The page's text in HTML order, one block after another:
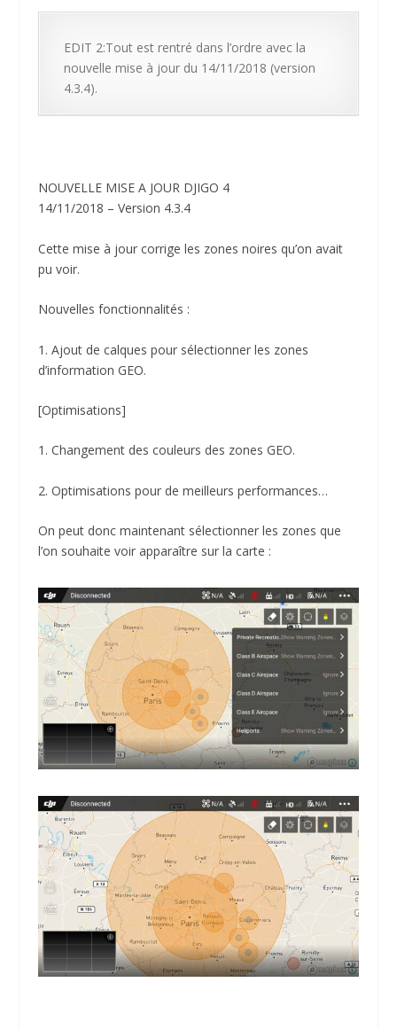
EDIT 2:Tout est rentré dans l’ordre avec la
nouvelle mise à jour du 14/11/2018 (version
4.3.4).
NOUVELLE MISE A JOUR DJIGO 4
14/11/2018 – Version 4.3.4
Cette mise à jour corrige les zones noires qu’on avait
pu voir.
Nouvelles fonctionnalités :
1. Ajout de calques pour sélectionner les zones
d’information GEO.
[Optimisations]
1. Changement des couleurs des zones GEO.
2. Optimisations pour de meilleurs performances…
On peut donc maintenant sélectionner les zones que
l’on souhaite voir apparaître sur la carte :